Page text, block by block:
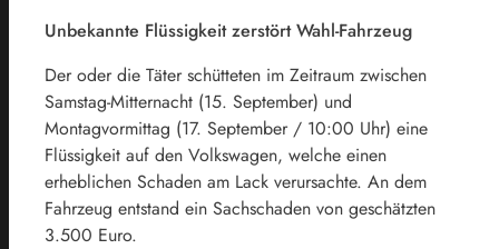
Unbekannte Flüssigkeit zerstört Wahl-Fahrzeug
Der oder die Täter schütteten im Zeitraum zwischen
Samstag-Mitternacht (15. September) und
Montagvormittag (17. September / 10:00 Uhr) eine
Flüssigkeit auf den Volkswagen, welche einen
erheblichen Schaden am Lack verursachte. An dem
Fahrzeug entstand ein Sachschaden von geschätzten
3.500 Euro.